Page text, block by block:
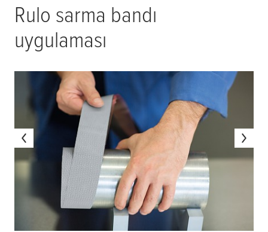
Rulo sarma bandı
uygulaması